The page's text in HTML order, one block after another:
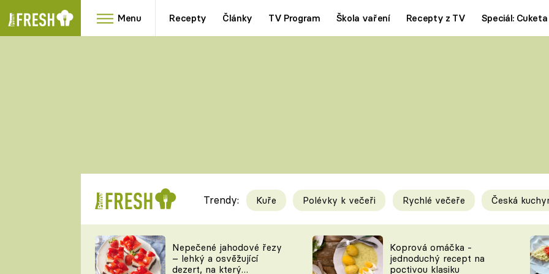
Menu Recepty Články TV Program Škola vaření Recepty z TV Speciál: Cuketa
RYCHLOVKY
Videorecepty
TEĎ VAŘÍ ŠÉF!
Tipy a triky
KAM ZA JÍDLEM
Trendy: Kuře Polévky k večeři Rychlé večeře Česká
Nepečené jahodové řezy
– lehký a osvěžující
dezert, na který
Koprová omáčka -
jednoduchý recept na
poctivou klasiku